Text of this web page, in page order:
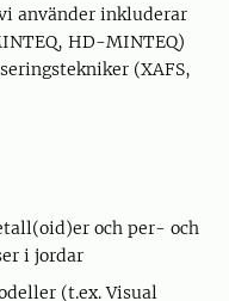
använder inkluderar
HD-MINTEQ)
(XAFS,
och per- och
i jordar
(t.ex. Visual